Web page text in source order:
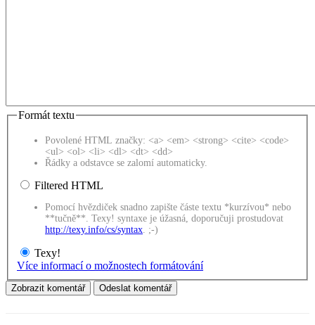
Formát textu
Povolené HTML značky: <a> <em> <strong> <cite> <code>
<ul> <ol> <li> <dl> <dt> <dd>
Řádky a odstavce se zalomí automaticky.
Filtered HTML
Pomocí hvězdiček snadno zapište částe textu *kurzívou* nebo
**tučně**. Texy! syntaxe je úžasná, doporučuji prostudovat
http://texy.info/cs/syntax. ;-)
Texy!
Více informací o možnostech formátování